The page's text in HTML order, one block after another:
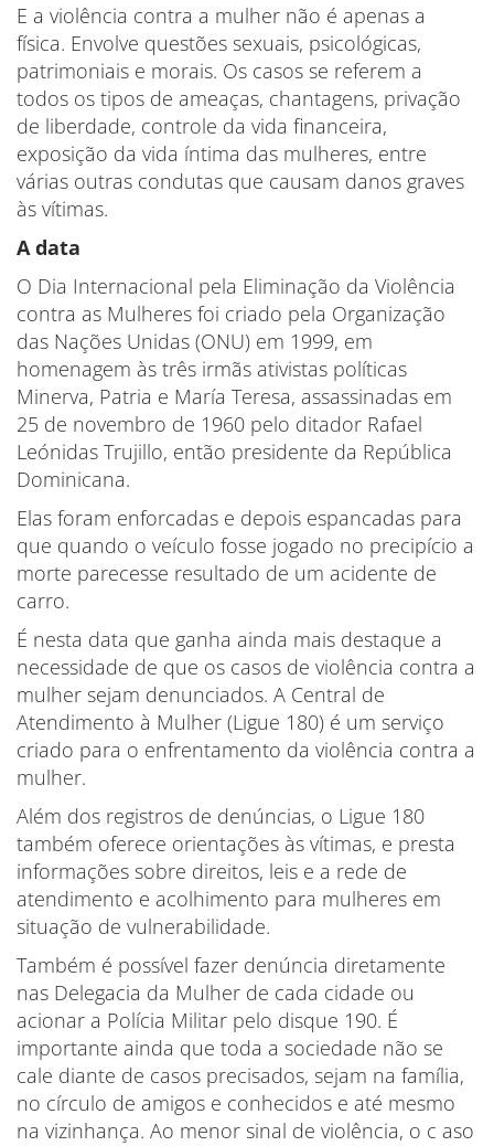
E a violência contra a mulher não é apenas a
física. Envolve questões sexuais, psicológicas,
patrimoniais e morais. Os casos se referem a
todos os tipos de ameaças, chantagens, privação
de liberdade, controle da vida financeira,
exposição da vida íntima das mulheres, entre
várias outras condutas que causam danos graves
às vítimas.
A data
O Dia Internacional pela Eliminação da Violência
contra as Mulheres foi criado pela Organização
das Nações Unidas (ONU) em 1999, em
homenagem às três irmãs ativistas políticas
Minerva, Patria e María Teresa, assassinadas em
25 de novembro de 1960 pelo ditador Rafael
Leónidas Trujillo, então presidente da República
Dominicana.
Elas foram enforcadas e depois espancadas para
que quando o veículo fosse jogado no precipício a
morte parecesse resultado de um acidente de
carro.
É nesta data que ganha ainda mais destaque a
necessidade de que os casos de violência contra a
mulher sejam denunciados. A Central de
Atendimento à Mulher (Ligue 180) é um serviço
criado para o enfrentamento da violência contra a
mulher.
Além dos registros de denúncias, o Ligue 180
também oferece orientações às vítimas, e presta
informações sobre direitos, leis e a rede de
atendimento e acolhimento para mulheres em
situação de vulnerabilidade.
Também é possível fazer denúncia diretamente
nas Delegacia da Mulher de cada cidade ou
acionar a Polícia Militar pelo disque 190. É
importante ainda que toda a sociedade não se
cale diante de casos precisados, sejam na família,
no círculo de amigos e conhecidos e até mesmo
na vizinhança. Ao menor sinal de violência, o c aso